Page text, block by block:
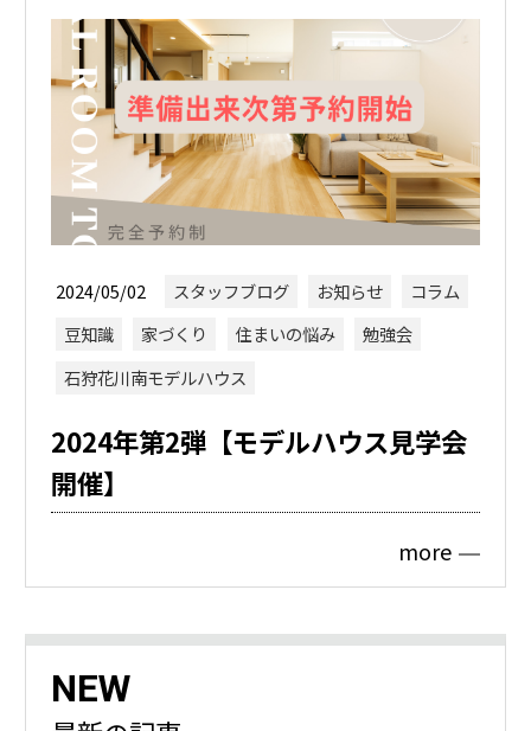
2024/05/02 スタッフブログ お知らせ
コラム
豆知識
家づくり 住まいの悩み
勉強会
石狩花川南モデルハウス
2024年第2弾【モデルハウス見学会
開催】
more
NEW